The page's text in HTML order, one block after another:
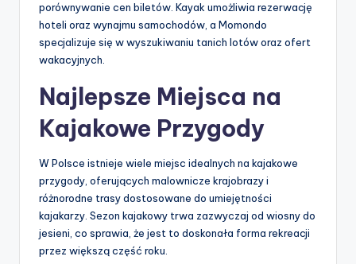
porównywanie cen biletów. Kayak umożliwia rezerwację
hoteli oraz wynajmu samochodów, a Momondo
specjalizuje się w wyszukiwaniu tanich lotów oraz ofert
wakacyjnych.
Najlepsze Miejsca na
Kajakowe Przygody
W Polsce istnieje wiele miejsc idealnych na kajakowe
przygody, oferujących malownicze krajobrazy i
różnorodne trasy dostosowane do umiejętności
kajakarzy. Sezon kajakowy trwa zazwyczaj od wiosny do
jesieni, co sprawia, że jest to doskonała forma rekreacji
przez większą część roku.